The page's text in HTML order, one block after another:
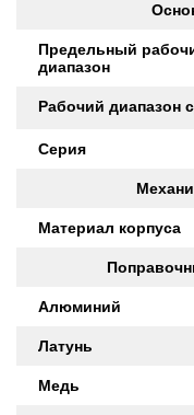
Предельный
диапазон
Рабочий диапазон с
Серия
Материал корпуса
Алюминий
Латунь
Медь